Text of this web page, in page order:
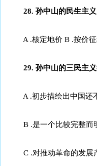
28. 孙中山的民生主
A .核定地价 B .按价征
29. 孙中山的三民主
A .初步描绘出中国还
B .是一个比较完整而
C .对推动革命的发展